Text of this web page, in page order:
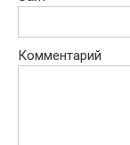
Комментарий